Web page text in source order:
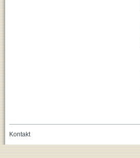
Kontakt